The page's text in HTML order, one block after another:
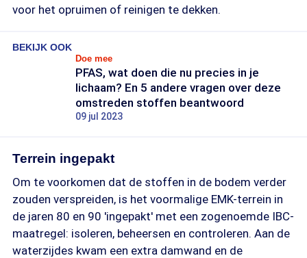
voor het opruimen of reinigen te dekken.
BEKIJK OOK
Doe mee
PFAS, wat doen die nu precies in je
lichaam? En 5 andere vragen over deze
omstreden stoffen beantwoord
09 jul 2023
Terrein ingepakt
Om te voorkomen dat de stoffen in de bodem verder
zouden verspreiden, is het voormalige EMK-terrein in
de jaren 80 en 90 'ingepakt' met een zogenoemde IBC-
maatregel: isoleren, beheersen en controleren. Aan de
waterzijdes kwam een extra damwand en de